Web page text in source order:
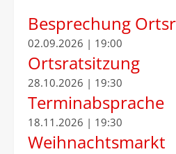
Besprechung
02.09.2026 | 19:00
Ortsratsitzung
28.10.2026 | 19:30
Terminabsprache
18.11.2026 | 19:30
Weihnachtsmarkt